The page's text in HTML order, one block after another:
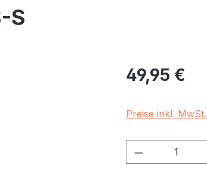
S
Regulärer Preis:
49,95 €
Preise inkl.
Produkt